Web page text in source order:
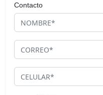
Contacto